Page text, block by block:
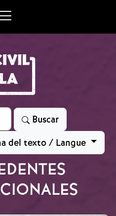
Buscar
del texto / Langue